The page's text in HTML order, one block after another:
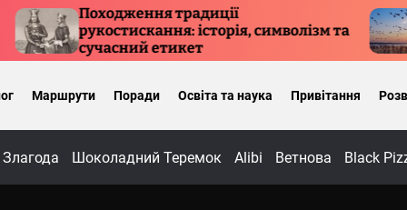
Походження традиції
рукостискання: історія, символізм та
сучасний етикет
Маршрути Поради Освіта та наука Привітання
Злагода Шоколадний Теремок Alibi Ветнова Black